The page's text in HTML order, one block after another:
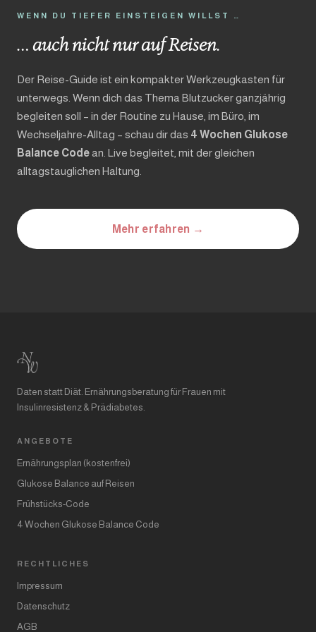
WENN DU TIEFER EINSTEIGEN WILLST …
… auch nicht nur auf Reisen.
Der Reise-Guide ist ein kompakter Werkzeugkasten für
unterwegs. Wenn dich das Thema Blutzucker ganzjährig
begleiten soll – in der Routine zu Hause, im Büro, im
Wechseljahre-Alltag – schau dir das 4 Wochen Glukose
Balance Codean. Live begleitet, mit der gleichen
alltagstauglichen Haltung.
Mehr erfahren →
Daten statt Diät. Ernährungsberatung für Frauen mit
Insulinresistenz & Prädiabetes.
ANGEBOTE
Ernährungsplan (kostenfrei)
Glukose Balance auf Reisen
Frühstücks-Code
4 Wochen Glukose Balance Code
RECHTLICHES
Impressum
Datenschutz
AGB